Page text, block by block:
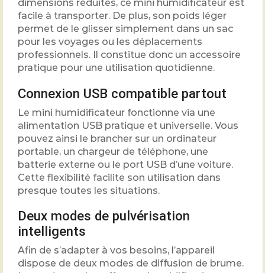
dimensions réduites, ce mini humidificateur est
facile à transporter. De plus, son poids léger
permet de le glisser simplement dans un sac
pour les voyages ou les déplacements
professionnels. Il constitue donc un accessoire
pratique pour une utilisation quotidienne.
Connexion USB compatible partout
Le mini humidificateur fonctionne via une
alimentation USB pratique et universelle. Vous
pouvez ainsi le brancher sur un ordinateur
portable, un chargeur de téléphone, une
batterie externe ou le port USB d’une voiture.
Cette flexibilité facilite son utilisation dans
presque toutes les situations.
Deux modes de pulvérisation
intelligents
Afin de s’adapter à vos besoins, l’appareil
dispose de deux modes de diffusion de brume.